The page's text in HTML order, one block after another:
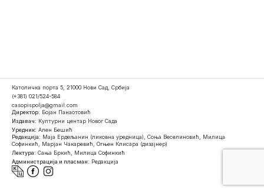
Католичка порта 5, 21000 Нови Сад, Србија
(+381) 021/524-584
casopispolja@gmail.com
Директор: Бојан Панаотовић
Издавач: Културни центар Новог Сада
Уредник: Ален Бешић
Редакција: Маја Ердељанин (ликовна уредница), Соња Веселиновић, Милица
Софинкић, Марјан Чакаревић, Огњен Клисара (дизајнер)
Лектура: Сања Бркић, Милица Софинкић
Администрација и пласман: Редакција